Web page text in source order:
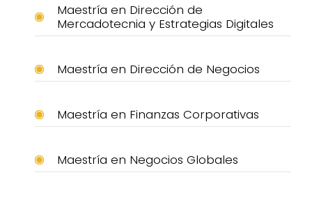
Maestría en Dirección de
Mercadotecnia y Estrategias Digitales
Maestría en Dirección de Negocios
Maestría en Finanzas Corporativas
Maestría en Negocios Globales